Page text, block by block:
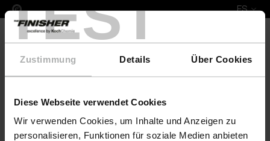
TEST
Zustimmung Details Über Cookies
Diese Webseite verwendet Cookies
Wir verwenden Cookies, um Inhalte und Anzeigen zu
personalisieren, Funktionen für soziale Medien anbieten
ES
COLOURLOCK Leather Fresh Colour & Protect Set